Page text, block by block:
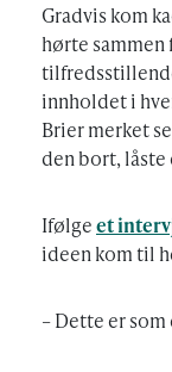
Gradvis kom
hørte sammen
innholdet i
Brier merket
den bort, låste
Ifølgeet
ideen kom til
– Dette er